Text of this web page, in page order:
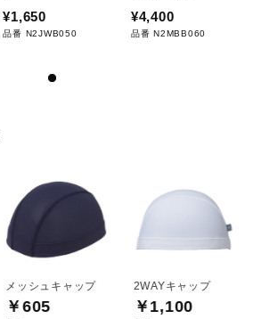
¥1,650
品番 N2JWB050
¥4,400
品番 N2MBB060
メッシュキャップ
￥605
2WAYキャップ
￥1,100